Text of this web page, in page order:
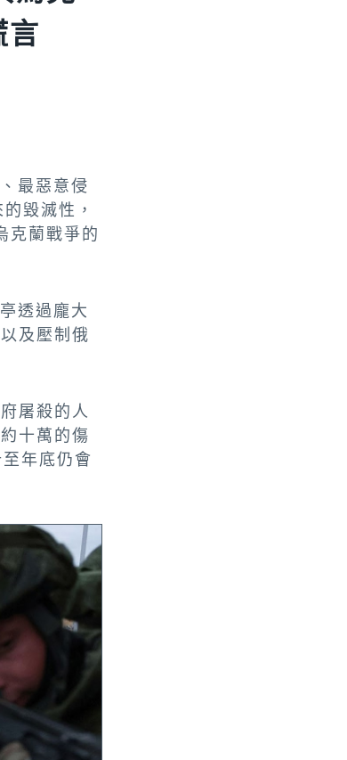
最惡意侵
毀滅性，
克蘭戰爭的
透過龐大
及壓制俄
屠殺的人
十萬的傷
年底仍會